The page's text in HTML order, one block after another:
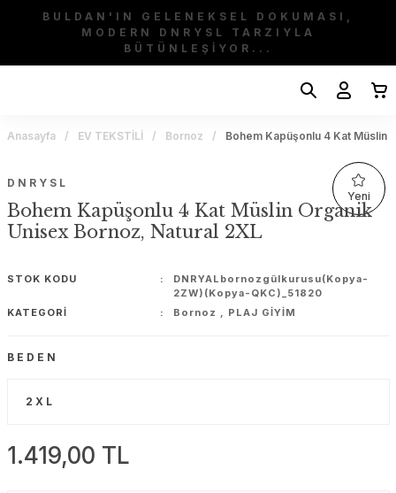
BULDAN'IN GELENEKSEL DOKUMASI,
MODERN DNRYSL TARZIYLA
BÜTÜNLEŞİYOR...
Anasayfa EV TEKSTİLİ Bornoz Bohem Kapüşonlu 4 Kat Müslin
Yeni
DNRYSL
Bohem Kapüşonlu 4 Kat Müslin Organik
Unisex Bornoz, Natural 2XL
STOK KODU
DNRYALbornozgülkurusu(Kopya-
2ZW)(Kopya-QKC)_51820
KATEGORI
Bornoz , PLAJ GİYİM
BEDEN
1.419,00 TL